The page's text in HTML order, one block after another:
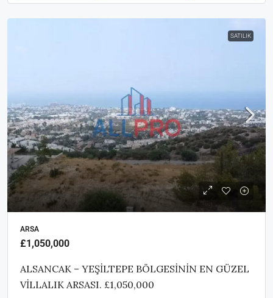
SATILIK
ARSA
£1,050,000
ALSANCAK – YEŞİLTEPE BÖLGESİNİN EN GÜZEL
VİLLALIK ARSASI. £1,050,000